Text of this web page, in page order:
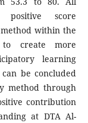
positive score
within the
create more
learning
be concluded
method through
contribution
at DTA Al-